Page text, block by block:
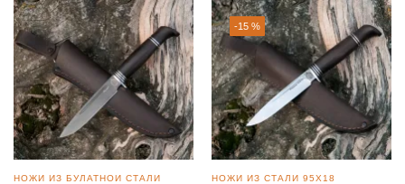
НОЖИ ИЗ БУЛАТНОЙ СТАЛИ
-15 %
НОЖИ ИЗ СТАЛИ 95Х18